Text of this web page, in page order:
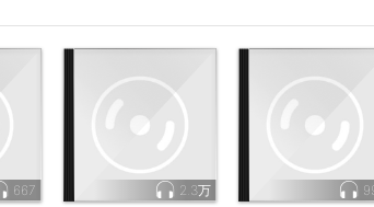
667 2.3万